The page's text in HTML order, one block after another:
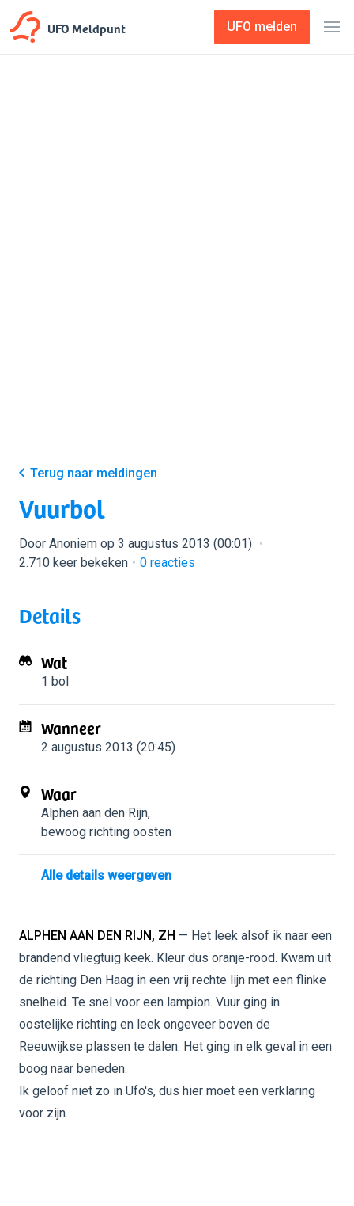
UFO Meldpunt UFO melden
Terug naar meldingen
Vuurbol
Door Anoniem op 3 augustus 2013 (00:01)
2.710 keer bekeken
0 reacties
Details
Wat
1 bol
Wanneer
2 augustus 2013 (20:45)
Waar
Alphen aan den Rijn,
bewoog richting oosten
Alle details weergeven
ALPHEN AAN DEN RIJN, ZH — Het leek alsof ik naar een
brandend vliegtuig keek. Kleur dus oranje-rood. Kwam uit
de richting Den Haag in een vrij rechte lijn met een flinke
snelheid. Te snel voor een lampion. Vuur ging in
oostelijke richting en leek ongeveer boven de
Reeuwijkse plassen te dalen. Het ging in elk geval in een
boog naar beneden.
Ik geloof niet zo in Ufo's, dus hier moet een verklaring
voor zijn.